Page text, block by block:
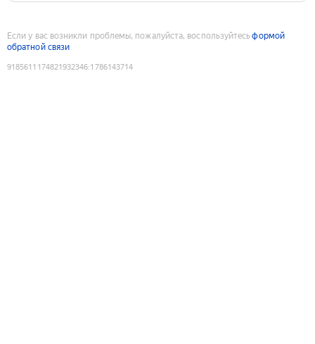
Если у вас возникли проблемы, пожалуйста, воспользуйтесьформой
обратной связи
9185611174821932346:1786143714